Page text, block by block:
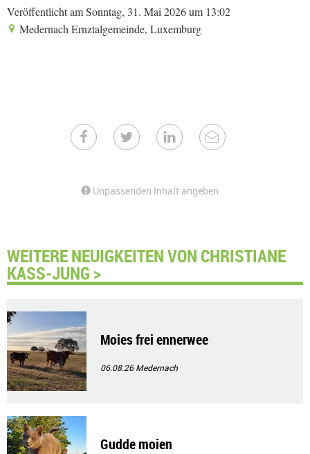
Veröffentlicht am Sonntag, 31. Mai 2026 um 13:02
Medernach Ernztalgemeinde, Luxemburg
Unpassenden Inhalt angeben
WEITERE NEUIGKEITEN VON CHRISTIANE
KASS-JUNG >
Moies frei ennerwee
06.08.26Medernach
Gudde moien